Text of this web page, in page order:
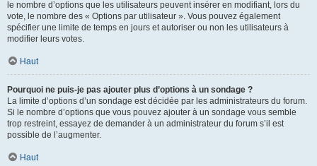
le nombre d’options que les utilisateurs peuvent insérer en modifiant, lors du
vote, le nombre des « Options par utilisateur ». Vous pouvez également
spécifier une limite de temps en jours et autoriser ou non les utilisateurs à
modifier leurs votes.
Haut
Pourquoi ne puis-je pas ajouter plus d’options à un sondage ?
La limite d’options d’un sondage est décidée par les administrateurs du forum.
Si le nombre d’options que vous pouvez ajouter à un sondage vous semble
trop restreint, essayez de demander à un administrateur du forum s’il est
possible de l’augmenter.
Haut